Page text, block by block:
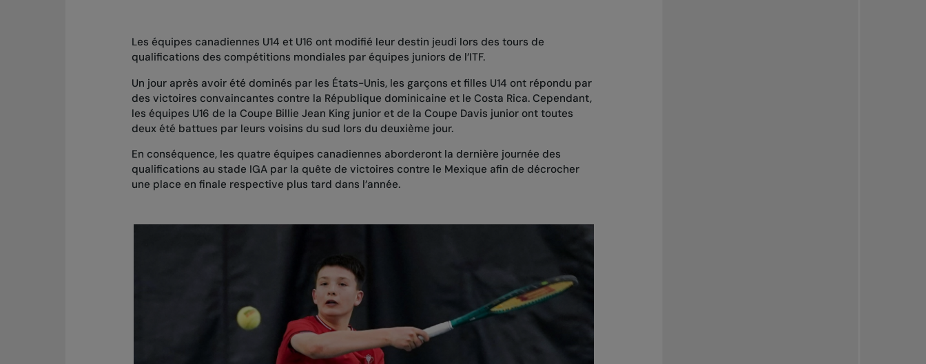
Les équipes canadiennes U14 et U16 ont modifié leur destin jeudi lors des tours de
qualifications des compétitions mondiales par équipes juniors de l’ITF.
Un jour après avoir été dominés par les États-Unis, les garçons et filles U14 ont répondu par
des victoires convaincantes contre la République dominicaine et le Costa Rica. Cependant,
les équipes U16 de la Coupe Billie Jean King junior et de la Coupe Davis junior ont toutes
deux été battues par leurs voisins du sud lors du deuxième jour.
En conséquence, les quatre équipes canadiennes aborderont la dernière journée des
qualifications au stade IGA par la quête de victoires contre le Mexique afin de décrocher
une place en finale respective plus tard dans l’année.